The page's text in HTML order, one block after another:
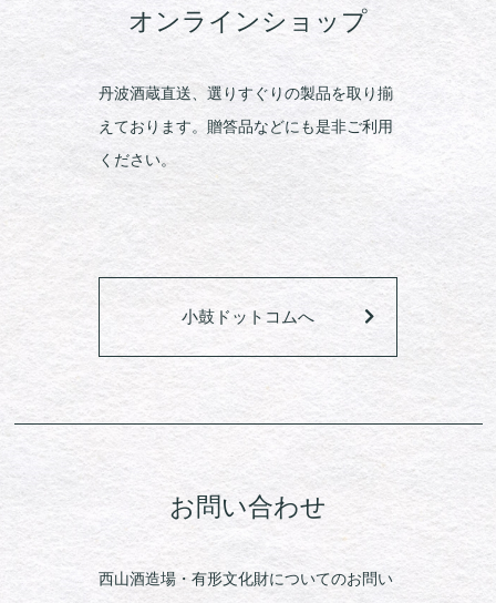
オンラインショップ
丹波酒蔵直送、選りすぐりの製品を取り揃
えております。贈答品などにも是非ご利用
ください。
小鼓ドットコムへ
お問い合わせ
西山酒造場・有形文化財についてのお問い